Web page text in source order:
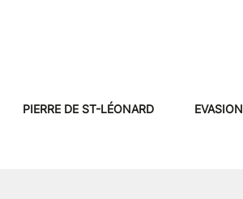
PIERRE DE ST-LÉONARD EVASION